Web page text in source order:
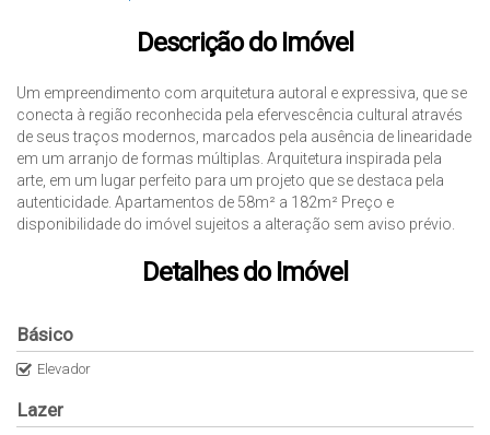
Descrição do Imóvel
Um empreendimento com arquitetura autoral e expressiva, que se
conecta à região reconhecida pela efervescência cultural através
de seus traços modernos, marcados pela ausência de linearidade
em um arranjo de formas múltiplas. Arquitetura inspirada pela
arte, em um lugar perfeito para um projeto que se destaca pela
autenticidade. Apartamentos de 58m² a 182m² Preço e
disponibilidade do imóvel sujeitos a alteração sem aviso prévio.
Detalhes do Imóvel
Básico
Elevador
Lazer